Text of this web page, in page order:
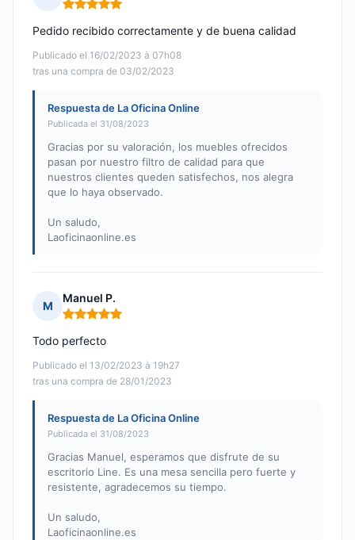
Nota: 5 de 5
Publicado el 16/02/2023 à 07h08
tras una compra de 03/02/2023
Pedido recibido correctamente y de buena calidad
Respuesta de La Oficina Online
Publicada el 31/08/2023
Gracias por su valoración, los muebles ofrecidos
pasan por nuestro filtro de calidad para que
nuestros clientes queden satisfechos, nos alegra
que lo haya observado.
Un saludo,
Laoficinaonline.es
M
Manuel P.
Nota: 5 de 5
Publicado el 13/02/2023 à 19h27
tras una compra de 28/01/2023
Todo perfecto
Respuesta de La Oficina Online
Publicada el 31/08/2023
Gracias Manuel, esperamos que disfrute de su
escritorio Line. Es una mesa sencilla pero fuerte y
resistente, agradecemos su tiempo.
Un saludo,
Laoficinaonline.es